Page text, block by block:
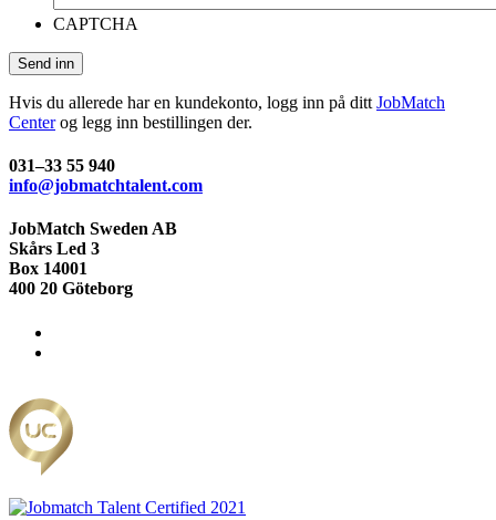
CAPTCHA
Hvis du allerede har en kundekonto, logg inn på ditt JobMatch
Centerog legg inn bestillingen der.
031–33 55 940
info@jobmatchtalent.com
JobMatch Sweden AB
Skårs Led 3
Box 14001
400 20 Göteborg